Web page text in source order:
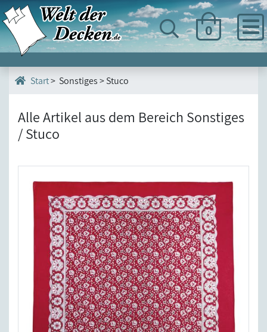
0
Start> Sonstiges > Stuco
Alle Artikel aus dem Bereich Sonstiges
/ Stuco